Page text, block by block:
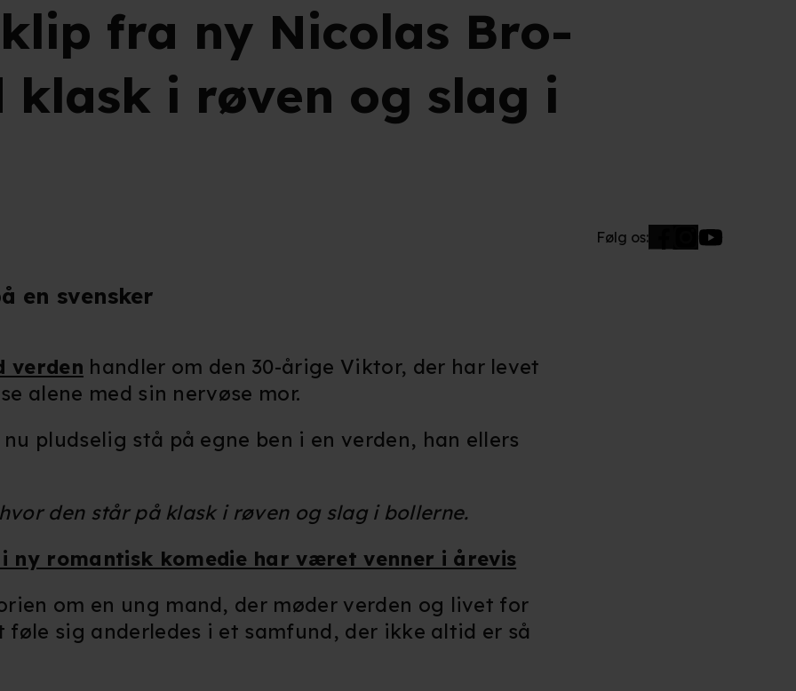
fra ny Nicolas Bro-
klask i røven og slag i
Følg os:
en svensker
verden handler om den 30-årige Viktor, der har levet
alene med sin nervøse mor.
pludselig stå på egne ben i en verden, han ellers
den står på klask i røven og slag i bollerne.
ny romantisk komedie har været venner i årevis
om en ung mand, der møder verden og livet for
sig anderledes i et samfund, der ikke altid er så